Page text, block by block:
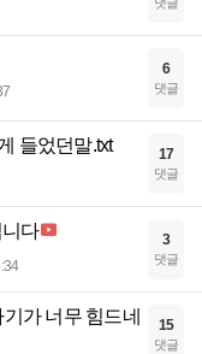
6
댓글
들었던말.txt 17
댓글
다 3
댓글
가 너무 힘드네
15
댓글